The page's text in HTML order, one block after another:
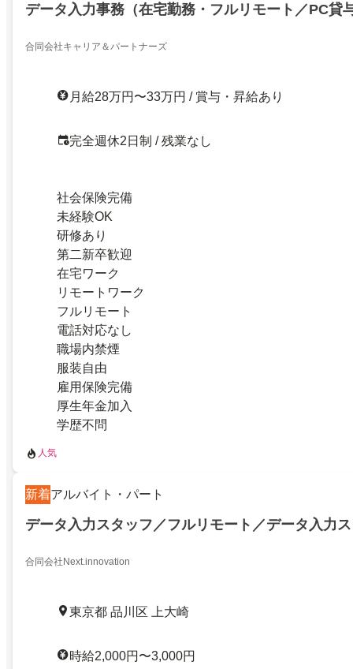
データ入力事務（在宅勤務・フルリモート／PC貸
合同会社キャリア＆パートナーズ
月給28万円〜33万円 / 賞与・昇給あり
完全週休2日制 / 残業なし
社会保険完備
未経験OK
研修あり
第二新卒歓迎
在宅ワーク
リモートワーク
フルリモート
電話対応なし
職場内禁煙
服装自由
雇用保険完備
厚生年金加入
学歴不問
人気
新着アルバイト・パート
データ入力スタッフ／フルリモート／データ入力
合同会社Next.innovation
東京都 品川区 上大崎
時給2,000円〜3,000円